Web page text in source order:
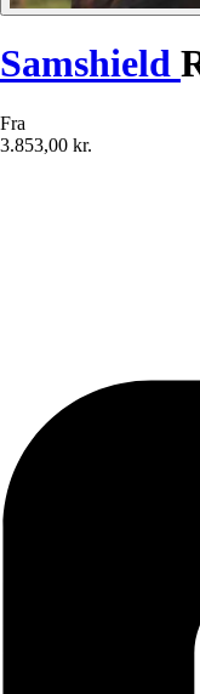
Samshield
Fra
3.853,00 kr.